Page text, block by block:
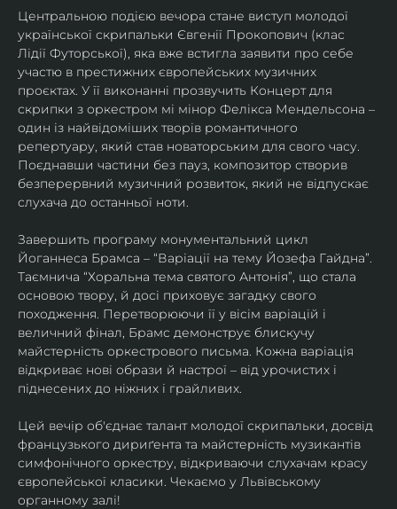
Центральною подією вечора стане виступ молодої
української скрипальки Євгенії Прокопович (клас
Лідії Футорської), яка вже встигла заявити про себе
участю в престижних європейських музичних
проєктах. У її виконанні прозвучить Концерт для
скрипки з оркестром мі мінор Фелікса Мендельсона –
один із найвідоміших творів романтичного
репертуару, який став новаторським для свого часу.
Поєднавши частини без пауз, композитор створив
безперервний музичний розвиток, який не відпускає
слухача до останньої ноти.
Завершить програму монументальний цикл
Йоганнеса Брамса – “Варіації на тему Йозефа Гайдна”.
Таємнича “Хоральна тема святого Антонія”, що стала
основою твору, й досі приховує загадку свого
походження. Перетворюючи її у вісім варіацій і
величний фінал, Брамс демонструє блискучу
майстерність оркестрового письма. Кожна варіація
відкриває нові образи й настрої – від урочистих і
піднесених до ніжних і грайливих.
Цей вечір об'єднає талант молодої скрипальки, досвід
французького дириґента та майстерність музикантів
симфонічного оркестру, відкриваючи слухачам красу
європейської класики. Чекаємо у Львівському
органному залі!